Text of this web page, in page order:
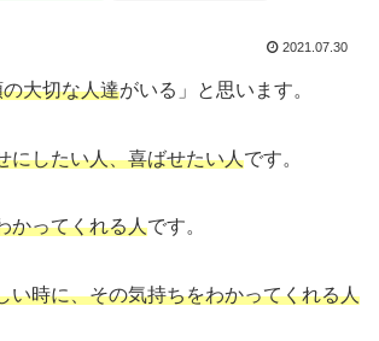
2021.07.30
大切な人達がいる」と思います。
にしたい人、喜ばせたい人です。
かってくれる人です。
い時に、その気持ちをわかってくれる人